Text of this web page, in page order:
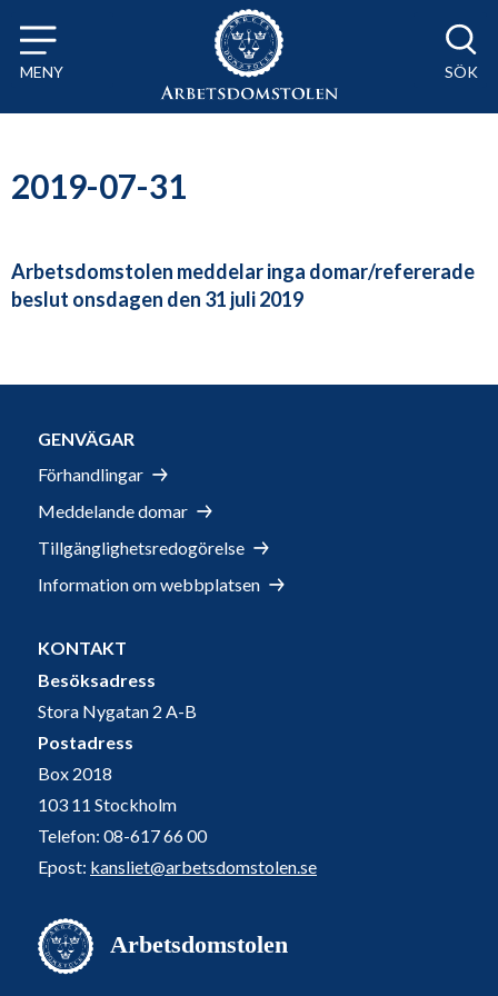
Till innehåll på sidan x
MENY SÖK
2019-07-31
Arbetsdomstolen meddelar inga domar/refererade
beslut onsdagen den 31 juli 2019
GENVÄGAR
Förhandlingar
Meddelande domar
Tillgänglighetsredogörelse
Information om webbplatsen
KONTAKT
Besöksadress
Stora Nygatan 2 A-B
Postadress
Box 2018
103 11 Stockholm
Telefon: 08-617 66 00
Epost: kansliet@arbetsdomstolen.se